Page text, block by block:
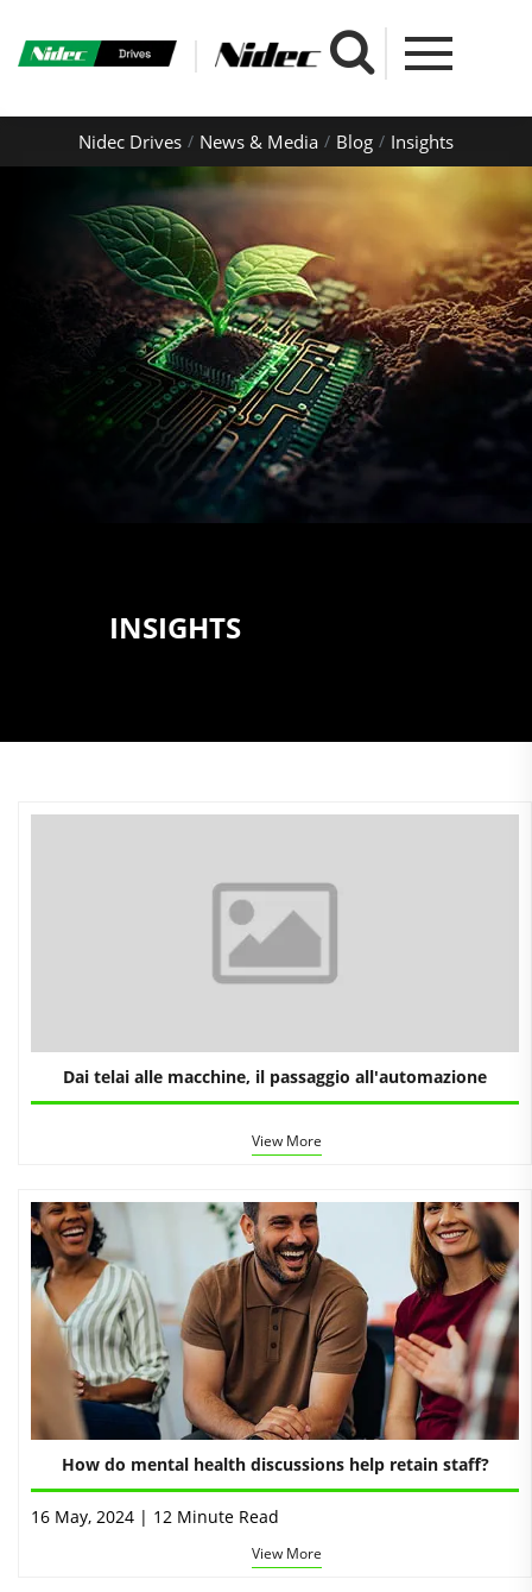
Nidec Drives News & Media Blog Insights
INSIGHTS
Dai telai alle macchine, il passaggio all'automazione
View More
How do mental health discussions help retain staff?
16 May, 2024 | 12 Minute Read
View More